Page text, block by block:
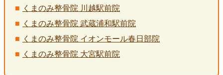
くまのみ整骨院 川越駅前院
くまのみ整骨院 武蔵浦和駅前院
くまのみ整骨院 イオンモール春日部院
くまのみ整骨院 大宮駅前院